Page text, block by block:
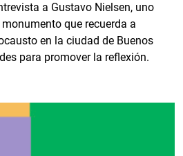
a Gustavo Nielsen, uno
que recuerda a
en la ciudad de Buenos
para promover la reflexión.